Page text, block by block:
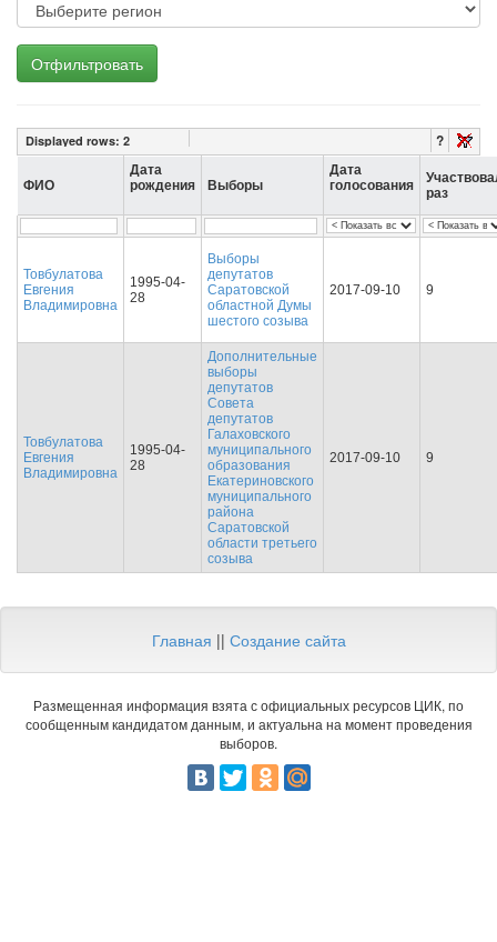
Отфильтровать
Displayed rows: 2 ?
ФИО
Дата
рождения
Выборы
Дата
голосования
раз
Товбулатова
Евгения
Владимировна
1995-04-
28
Выборы
депутатов
Саратовской
областной Думы
шестого созыва
2017-09-10 9
Товбулатова
Евгения
Владимировна
1995-04-
28
Дополнительные
выборы
депутатов
Совета
депутатов
Галаховского
муниципального
образования
Екатериновского
муниципального
района
Саратовской
области третьего
созыва
2017-09-10 9
Главная || Создание сайта
Размещенная информация взята с официальных ресурсов ЦИК, по
сообщенным кандидатом данным, и актуальна на момент проведения
выборов.